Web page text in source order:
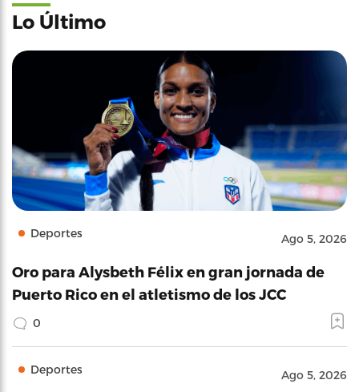
Lo Último
Deportes Ago 5, 2026
Oro para Alysbeth Félix en gran jornada de
Puerto Rico en el atletismo de los JCC
0
Deportes Ago 5, 2026